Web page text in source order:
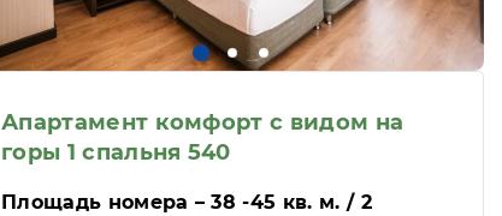
Апартамент комфорт с видом на
горы 1 спальня 540
Площадь номера – 38 -45 кв. м. / 2